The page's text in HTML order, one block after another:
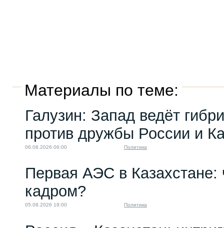
Материалы по теме:
Галузин: Запад ведёт
против дружбы России и
06.08.2026 06:00 Политика
Первая АЭС в Казахстане:
кадром?
05.08.2026 18:00 Политика